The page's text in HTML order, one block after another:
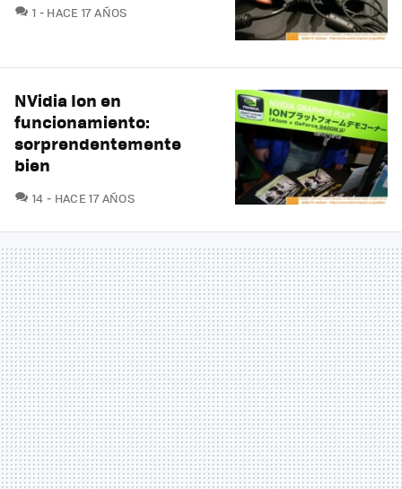
1 COMENTARIOS
HACE 17 AÑOS
NVidia Ion en
funcionamiento:
sorprendentemente
bien
14 COMENTARIOS
HACE 17 AÑOS